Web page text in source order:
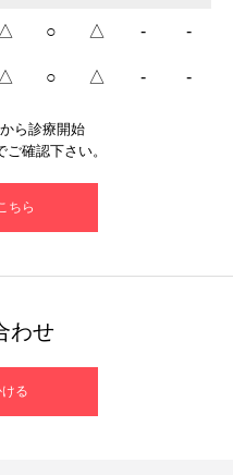
△ ○ △ - -
△ ○ △ - -
から診療開始
確認下さい。
ちら
わせ
る